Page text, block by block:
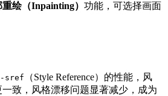
重绘（Inpainting） 功能，可选择画面
sref
（Style Reference）的性能，风
致，风格漂移问题显著减少，成为